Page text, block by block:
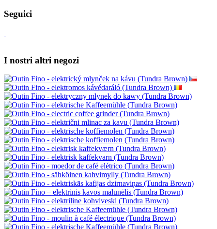
Seguici
I nostri altri negozi